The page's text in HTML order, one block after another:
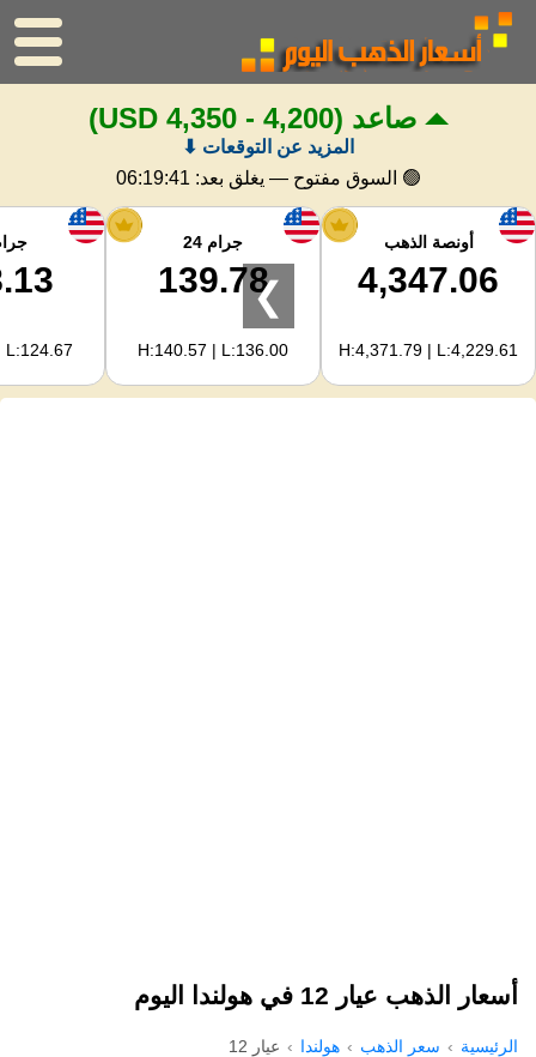
الرئيسية
سعر الذهب
اسعار الفضه
حاسبة الذهب
لمشرفي المواقع
صاعد (4,200 - 4,350 USD)
المزيد عن التوقعات ⬇
🟢 السوق مفتوح — يغلق بعد: 06:19:40
أونصة الذهب
4,347.06
H:4,371.79 | L:4,229.61
جرام 24
139.78
H:140.57 | L:136.00
L:124.67
❯
أسعار الذهب عيار 12 في هولندا اليوم
الرئيسية سعر الذهب هولندا عيار 12